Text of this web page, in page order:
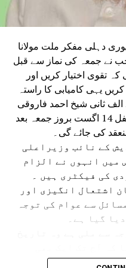
دہلی مفکر ملت مولانا
نے جمعہ کی نماز سے قبل
تقوی اختیار کریں اور
یہی کامیابی کا راستہ
ثانی شیخ احمد فاروقی
رحمتہ اللہ علیہ کے عرس کی محفل 14 اگست بروز جمعہ بعد
کی جائے گی۔
کے نائب وزیراعلی
میں انہوں نے الزام
کی فیکٹری ہیں ۔
اشتعال انگیزی اور
سے عوام کی توجہ
گیا ہے۔
نہیں ملا ہے بہت عرصے